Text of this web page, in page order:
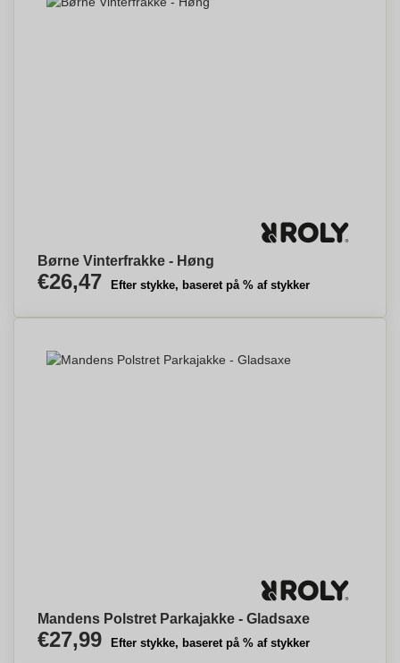
Børne Vinterfrakke - Høng
€26,47 Efter stykke, baseret på % af stykker
Mandens Polstret Parkajakke - Gladsaxe
€27,99 Efter stykke, baseret på % af stykker